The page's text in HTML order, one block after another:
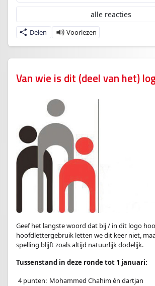
Delen
alle reacties
Van wie is dit (deel van het)
Geef het langste woord dat bij / in dit logo
hoofdlettergebruik letten we dit keer niet,
spelling blijft zoals altijd natuurlijk dodelijk.
Tussenstand in deze ronde tot 1 januari:
4 punten: Mohammed Chahim én dartjan